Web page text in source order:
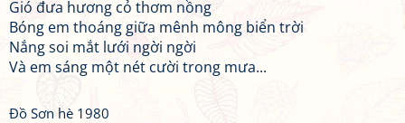
Gió đưa hương cỏ thơm nồng
Bóng em thoáng giữa mênh mông biển trời
Nắng soi mắt lưới ngời ngời
Và em sáng một nét cười trong mưa...
Đồ Sơn hè 1980